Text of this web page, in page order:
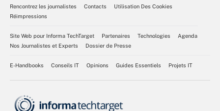
Rencontrez les journalistes
Contacts
Utilisation Des Cookies
Réimpressions
Site Web pour Informa TechTarget Partenaires Technologies
Agenda
Nos Journalistes et Experts
Dossier de Presse
E-Handbooks Conseils IT Opinions Guides Essentiels Projets IT